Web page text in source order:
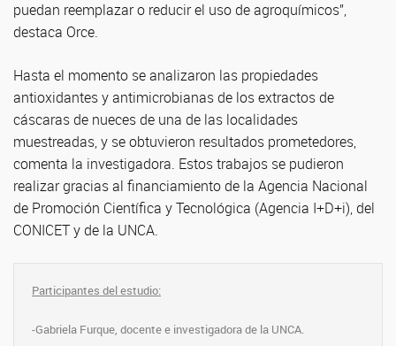
puedan reemplazar o reducir el uso de agroquímicos”,
destaca Orce.
Hasta el momento se analizaron las propiedades
antioxidantes y antimicrobianas de los extractos de
cáscaras de nueces de una de las localidades
muestreadas, y se obtuvieron resultados prometedores,
comenta la investigadora. Estos trabajos se pudieron
realizar gracias al financiamiento de la Agencia Nacional
de Promoción Científica y Tecnológica (Agencia I+D+i), del
CONICET y de la UNCA.
Participantes del estudio:
-Gabriela Furque, docente e investigadora de la UNCA.